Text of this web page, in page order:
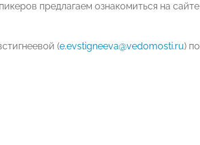
предлагаем ознакомиться на сайте
(e.evstigneeva@vedomosti.ru)